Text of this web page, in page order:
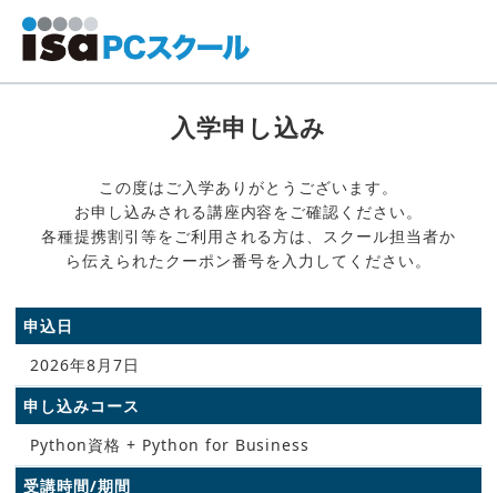
入学申し込み
この度はご入学ありがとうございます。
お申し込みされる講座内容をご確認ください。
各種提携割引等をご利用される方は、スクール担当者か
ら伝えられたクーポン番号を入力してください。
申込日
2026年8月7日
申し込みコース
Python資格 + Python for Business
受講時間/期間